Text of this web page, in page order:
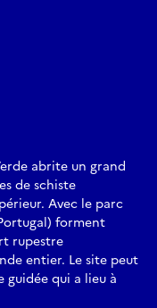
abrite un grand
de schiste
Avec le parc
forment
rupestre
entier. Le site peut
guidée qui a lieu à